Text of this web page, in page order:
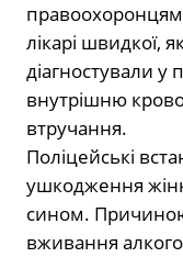
лікарі швидкої,
діагностували у
внутрішню
втручання.
Поліцейські
ушкодження
сином.
вживання